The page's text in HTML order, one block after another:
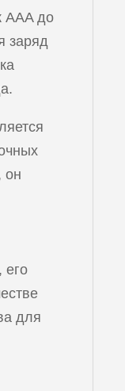
AAA до
заряд
он
его
для